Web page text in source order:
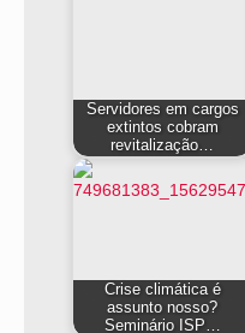
Servidores em cargos
extintos cobram
revitalização…
Crise climática é
assunto nosso?
Seminário ISP…